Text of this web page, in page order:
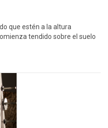
que estén a la altura
tendido sobre el suelo